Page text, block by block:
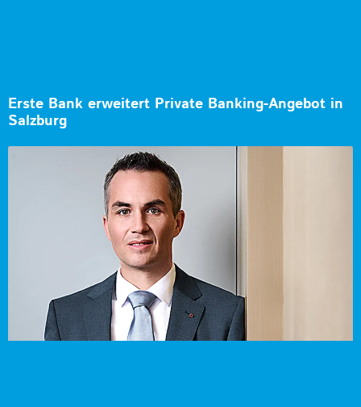
Erste Bank erweitert Private Banking-Angebot in
Salzburg